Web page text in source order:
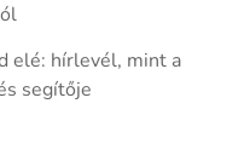
elé: hírlevél, mint a
segítője